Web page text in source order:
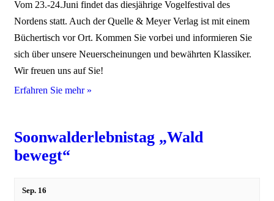
Vom 23.-24.Juni findet das diesjährige Vogelfestival des
Nordens statt. Auch der Quelle & Meyer Verlag ist mit einem
Büchertisch vor Ort. Kommen Sie vorbei und informieren Sie
sich über unsere Neuerscheinungen und bewährten Klassiker.
Wir freuen uns auf Sie!
Erfahren Sie mehr »
Soonwalderlebnistag „Wald
bewegt“
Sep. 16